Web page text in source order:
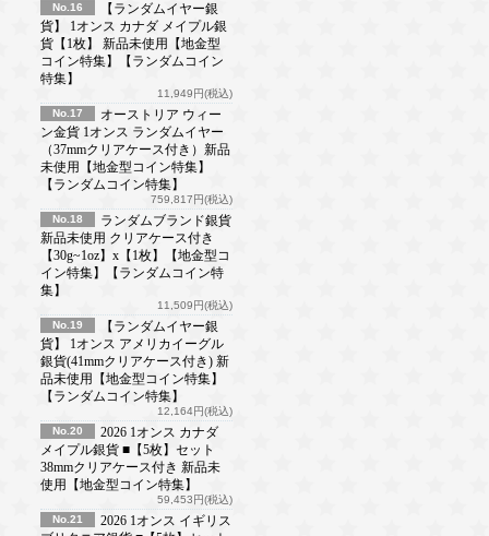
No.16
【ランダムイヤー銀
貨】 1オンス カナダ メイプル銀
貨【1枚】 新品未使用【地金型
コイン特集】【ランダムコイン
特集】
11,949円(税込)
No.17
オーストリア ウィー
ン金貨 1オンス ランダムイヤー
（37mmクリアケース付き）新品
未使用【地金型コイン特集】
【ランダムコイン特集】
759,817円(税込)
No.18
ランダムブランド銀貨
新品未使用 クリアケース付き
【30g~1oz】x【1枚】【地金型コ
イン特集】【ランダムコイン特
集】
11,509円(税込)
No.19
【ランダムイヤー銀
貨】 1オンス アメリカイーグル
銀貨(41mmクリアケース付き) 新
品未使用【地金型コイン特集】
【ランダムコイン特集】
12,164円(税込)
No.20
2026 1オンス カナダ
メイプル銀貨 ■【5枚】セット
38mmクリアケース付き 新品未
使用【地金型コイン特集】
59,453円(税込)
No.21
2026 1オンス イギリス